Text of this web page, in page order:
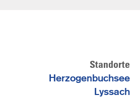
Standorte
Herzogenbuchsee
Lyssach